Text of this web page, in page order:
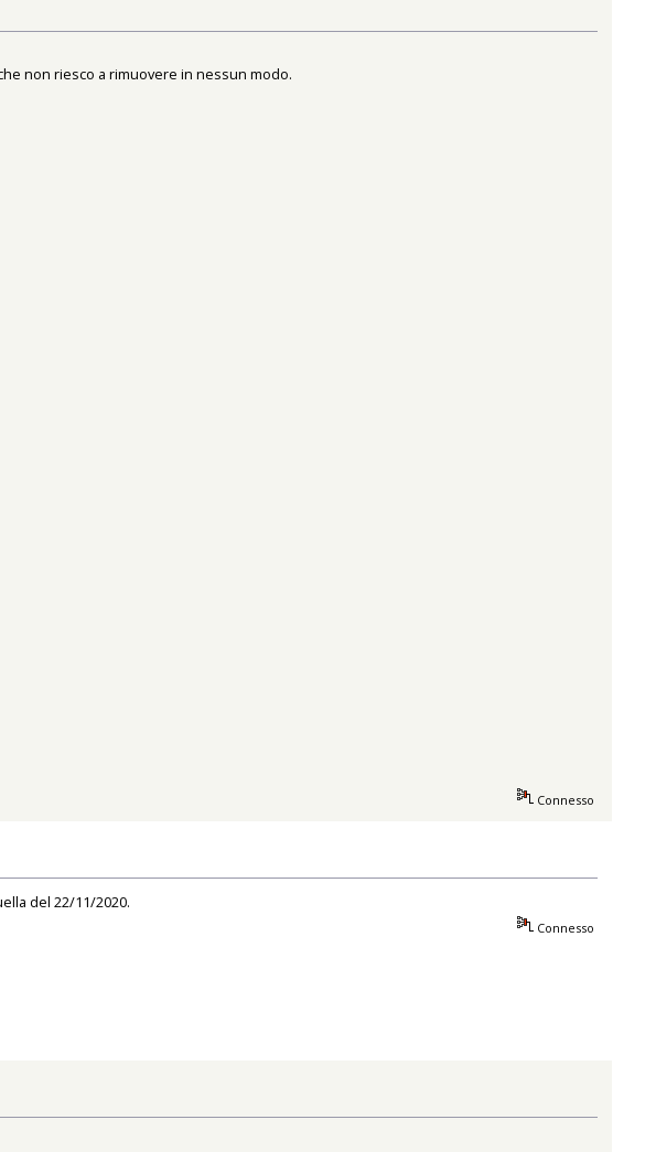
non riesco a rimuovere in nessun modo.
Connesso
del 22/11/2020.
Connesso